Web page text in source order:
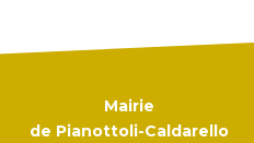
Mairie
de Pianottoli-Caldarello